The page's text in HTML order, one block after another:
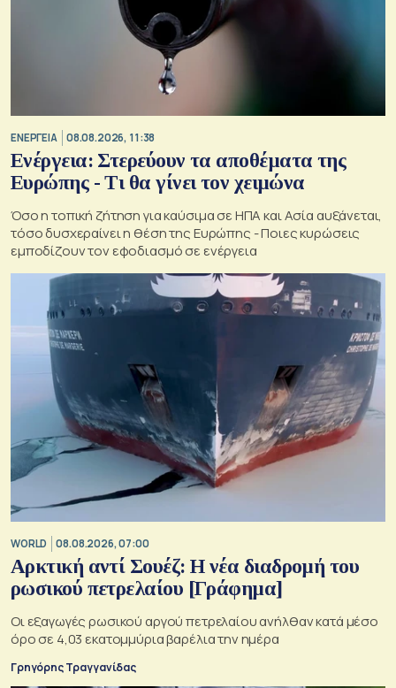
ΕΝΕΡΓΕΙΑ 08.08.2026, 11:38
Ενέργεια: Στερεύουν τα αποθέματα της
Ευρώπης - Τι θα γίνει τον χειμώνα
Όσο η τοπική ζήτηση για καύσιμα σε ΗΠΑ και Ασία αυξάνεται,
τόσο δυσχεραίνει η θέση της Ευρώπης - Ποιες κυρώσεις
εμποδίζουν τον εφοδιασμό σε ενέργεια
WORLD 08.08.2026, 07:00
Αρκτική αντί Σουέζ: Η νέα διαδρομή του
ρωσικού πετρελαίου [Γράφημα]
Οι εξαγωγές ρωσικού αργού πετρελαίου ανήλθαν κατά μέσο
όρο σε 4,03 εκατομμύρια βαρέλια την ημέρα
Γρηγόρης Τραγγανίδας